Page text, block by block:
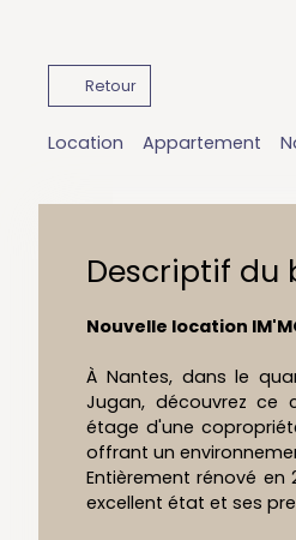
Retour
Location Appartement
Descriptif du
Nouvelle location
À Nantes, dans le
Jugan, découvrez ce
étage d'une
offrant un
Entièrement rénové
excellent état et ses